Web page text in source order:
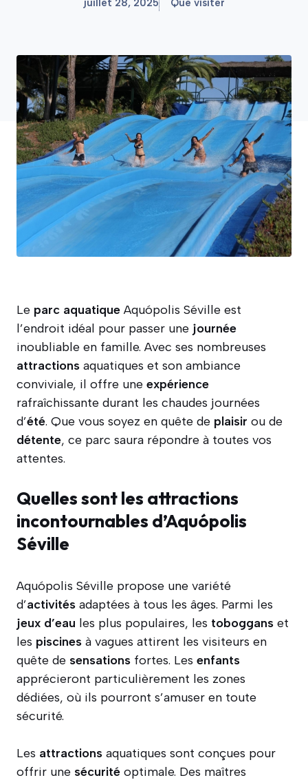
juillet 28, 2025 Que visiter
Le parc aquatique Aquópolis Séville est
l’endroit idéal pour passer une journée
inoubliable en famille. Avec ses nombreuses
attractions aquatiques et son ambiance
conviviale, il offre une expérience
rafraîchissante durant les chaudes journées
d’été. Que vous soyez en quête de plaisir ou de
détente, ce parc saura répondre à toutes vos
attentes.
Quelles sont les attractions
incontournables d’Aquópolis
Séville
Aquópolis Séville propose une variété
d’activités adaptées à tous les âges. Parmi les
jeux d’eau les plus populaires, les toboggans et
les piscines à vagues attirent les visiteurs en
quête de sensations fortes. Les enfants
apprécieront particulièrement les zones
dédiées, où ils pourront s’amuser en toute
sécurité.
Les attractions aquatiques sont conçues pour
offrir une sécurité optimale. Des maîtres